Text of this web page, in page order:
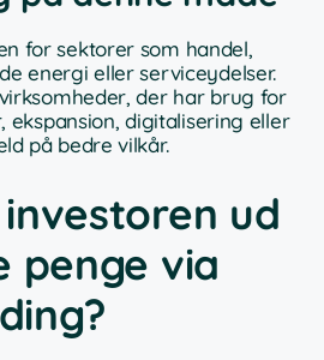
for sektorer som handel,
energi eller serviceydelser.
der har brug for
ekspansion, digitalisering eller
på bedre vilkår.
ud
penge via